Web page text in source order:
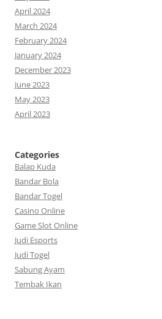
April 2024
March 2024
February 2024
January 2024
December 2023
June 2023
May 2023
April 2023
Categories
Balap Kuda
Bandar Bola
Bandar Togel
Casino Online
Game Slot Online
Judi Esports
Judi Togel
Sabung Ayam
Tembak Ikan